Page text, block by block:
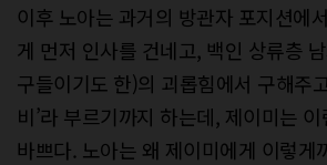
이후 노아는 과거의 방관자 포지션에
게 먼저 인사를 건네고, 백인 상류층
구들이기도 한)의 괴롭힘에서 구해주
비’라 부르기까지 하는데, 제이미는
바쁘다. 노아는 왜 제이미에게 이렇게